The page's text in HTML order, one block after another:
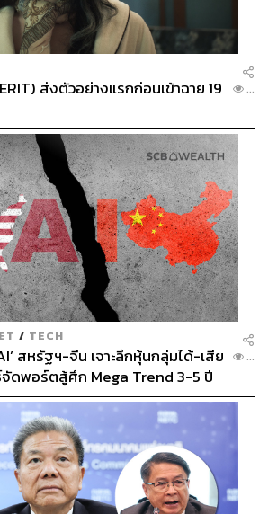
ส่งตัวอย่างแรกก่อนเข้าฉาย 19
...
/ TECH
สหรัฐฯ-จีน เจาะลึกหุ้นกลุ่มได้-เสีย
จัดพอร์ตสู้ศึก Mega Trend 3-5 ปี
...